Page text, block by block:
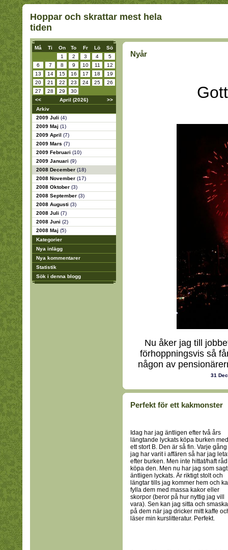
Hoppar och skrattar mest hela
tiden
Må Ti On To Fr Lö
Sö
1
2 3 4
5
6
7 8 9 10 11
12
13
14 15 16 17 18
19
20
21 22 23 24 25
26
27
28 29
30
<<
April (2026)
>>
Arkiv
2009 Juli (4)
2009 Maj (1)
2009 April (7)
2009 Mars (7)
2009 Februari (10)
2009 Januari (9)
2008 December (18)
2008 November (17)
2008 Oktober (3)
2008 September (3)
2008 Augusti (3)
2008 Juli (7)
2008 Juni (2)
2008 Maj (5)
Kategorier
Nya inlägg
Nya kommentarer
Statistik
Sök i denna blogg
Nyår
Nu åker jag till
förhoppningsvis så
någon av
31
Perfekt för ett kakmonster
Idag har jag äntligen efter två års
längtande lyckats köpa burken med
ett stort B. Den är så fin. Varje gång
jag har varit i affären så har jag
efter burken. Men inte hittat/haft
köpa den. Men nu har jag som sagt
äntligen lyckats. Är riktigt stolt och
längtar tills jag kommer hem och
fylla dem med massa kakor eller
skorpor (beror på hur nyttig jag vill
vara). Sen kan jag sitta och smaska
på dem när jag dricker mitt kaffe
läser min kurslitteratur. Perfekt.